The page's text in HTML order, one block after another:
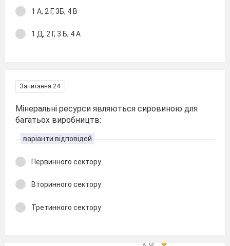
1 А, 2 Г, 3Б, 4 В
1 Д, 2 Г, 3 Б, 4 А
Запитання 24
Мінеральні ресурси являються сировиною для
багатьох виробництв:
варіанти відповідей
Первинного сектору
Вторинного сектору
Третинного сектору